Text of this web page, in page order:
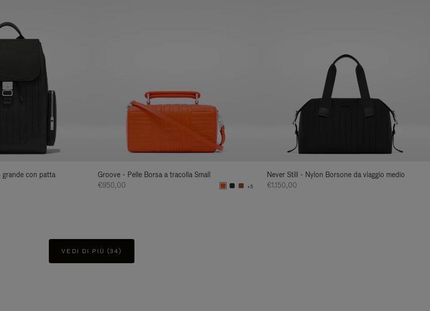
grande con patta
Groove - Pelle Borsa a tracolla Small
€950,00
+5
Never Still - Nylon Borsone da viaggio medio
€1.150,00
VEDI DI PIÙ (34)